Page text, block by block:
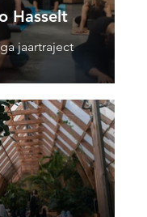
Hasselt
jaartraject